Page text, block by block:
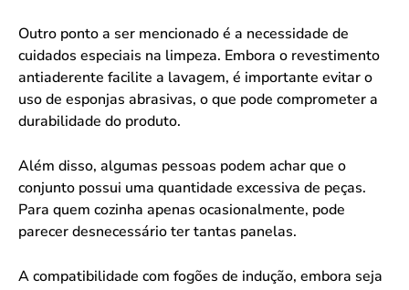
Outro ponto a ser mencionado é a necessidade de
cuidados especiais na limpeza. Embora o revestimento
antiaderente facilite a lavagem, é importante evitar o
uso de esponjas abrasivas, o que pode comprometer a
durabilidade do produto.
Além disso, algumas pessoas podem achar que o
conjunto possui uma quantidade excessiva de peças.
Para quem cozinha apenas ocasionalmente, pode
parecer desnecessário ter tantas panelas.
A compatibilidade com fogões de indução, embora seja